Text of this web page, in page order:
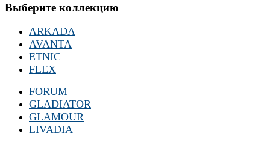
Выберите коллекцию
ARKADA
AVANTA
ETNIC
FLEX
FORUM
GLADIATOR
GLAMOUR
LIVADIA